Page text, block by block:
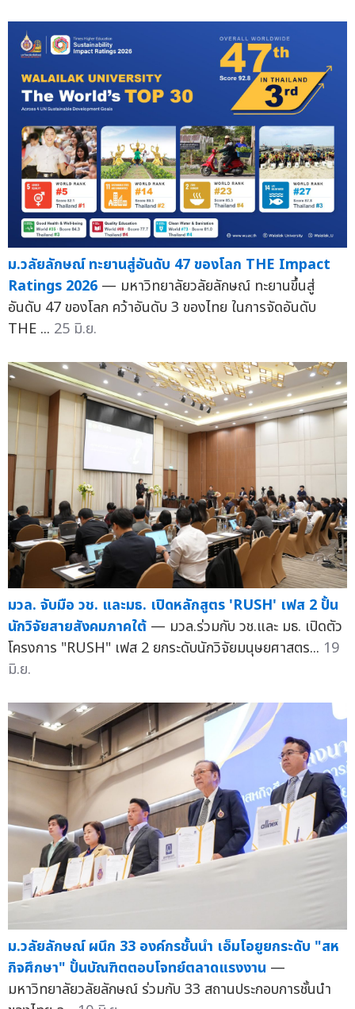
ม.วลัยลักษณ์ ทะยานสู่อันดับ 47 ของโลก THE Impact
Ratings 2026 — มหาวิทยาลัยวลัยลักษณ์ ทะยานขึ้นสู่
อันดับ 47 ของโลก คว้าอันดับ 3 ของไทย ในการจัดอันดับ
THE ... 25 มิ.ย.
มวล. จับมือ วช. และมธ. เปิดหลักสูตร 'RUSH' เฟส 2 ปั้น
นักวิจัยสายสังคมภาคใต้ — มวล.ร่วมกับ วช.และ มธ. เปิดตัว
โครงการ "RUSH" เฟส 2 ยกระดับนักวิจัยมนุษยศาสตร... 19
มิ.ย.
ม.วลัยลักษณ์ ผนึก 33 องค์กรชั้นนำ เอ็มโอยูยกระดับ "สห
กิจศึกษา" ปั้นบัณฑิตตอบโจทย์ตลาดแรงงาน —
มหาวิทยาลัยวลัยลักษณ์ ร่วมกับ 33 สถานประกอบการชั้นนำ